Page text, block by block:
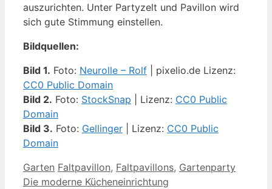
auszurichten. Unter Partyzelt und Pavillon wird
sich gute Stimmung einstellen.
Bildquellen:
Bild 1. Foto: Neurolle – Rolf | pixelio.de Lizenz:
CC0 Public Domain
Bild 2. Foto: StockSnap | Lizenz: CC0 Public
Domain
Bild 3. Foto: Gellinger | Lizenz: CC0 Public
Domain
Kategorien
Garten Schlagwörter
Faltpavillon, Faltpavillons, Gartenparty
Die moderne Kücheneinrichtung